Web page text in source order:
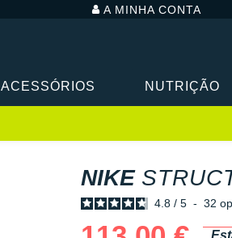
A MINHA CONTA
ACESSÓRIOS NUTRIÇÃO
NIKE
4.8 / 5 - 32